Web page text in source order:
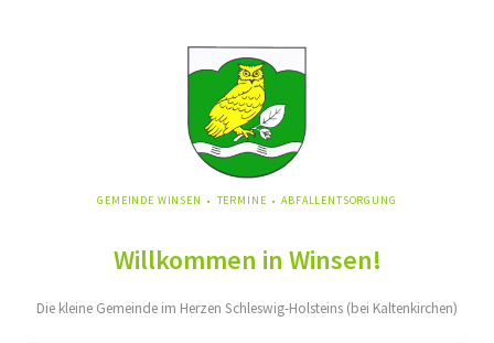
NAVIGATION
GEMEINDE WINSEN TERMINE ABFALLENTSORGUNG
Willkommen in Winsen!
Die kleine Gemeinde im Herzen Schleswig-Holsteins (bei Kaltenkirchen)